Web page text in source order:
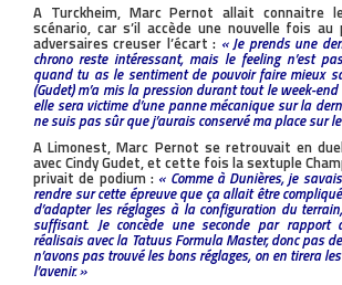
A Turckheim, Marc Pernot allait connaitre
scénario, car s’il accède une nouvelle fois
adversaires creuser l’écart : « Je prends une
chrono reste intéressant, mais le feeling n’est
quand tu as le sentiment de pouvoir faire mieux
(Gudet) m’a mis la pression durant tout le week-
elle sera victime d’une panne mécanique sur la
ne suis pas sûr que j’aurais conservé ma place sur
A Limonest, Marc Pernot se retrouvait en
avec Cindy Gudet, et cette fois la sextuple
privait de podium : « Comme à Dunières, je
rendre sur cette épreuve que ça allait être
d’adapter les réglages à la configuration du
suffisant. Je concède une seconde par rapport
réalisais avec la Tatuus Formula Master, donc pas
n’avons pas trouvé les bons réglages, on en tirera
l’avenir. »